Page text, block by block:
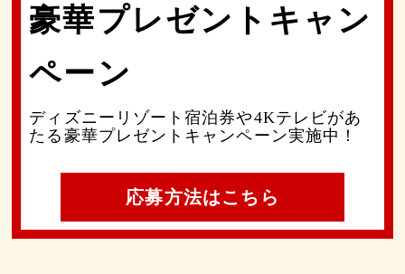
豪華プレゼントキャン
ペーン
ディズニーリゾート宿泊券や4Kテレビがあ
たる豪華プレゼントキャンペーン実施中！
応募方法はこちら